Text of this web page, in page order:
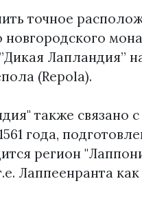
точное
новгородского
Лапландия”
(Repola).
также связано
года,
регион
Лаппеенранта